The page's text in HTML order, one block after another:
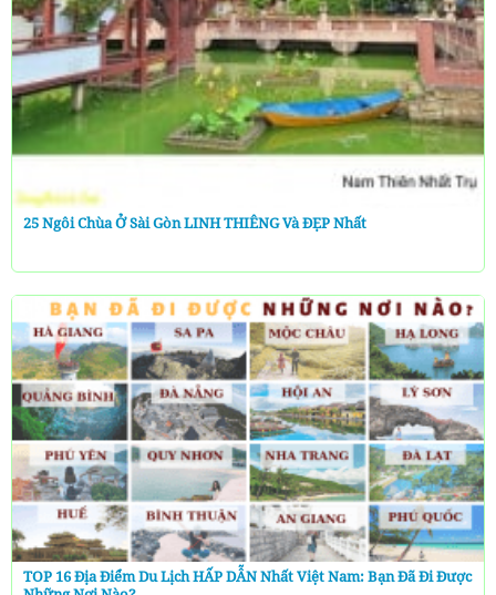
25 Ngôi Chùa Ở Sài Gòn LINH THIÊNG Và ĐẸP Nhất
TOP 16 Địa Điểm Du Lịch HẤP DẪN Nhất Việt Nam: Bạn Đã Đi Được